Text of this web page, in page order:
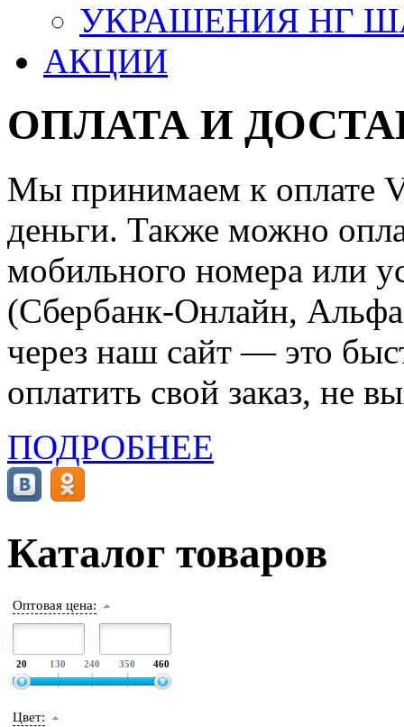
УКРАШЕНИЯ НГ
АКЦИИ
ОПЛАТА И
Мы принимаем к оплате
деньги. Также можно
мобильного номера или
(Сбербанк-Онлайн,
через наш сайт — это
оплатить свой заказ, не
ПОДРОБНЕЕ
Каталог товаров
Оптовая цена:
20 130 240 350 460
Цвет: